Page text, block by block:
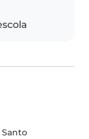
Santo